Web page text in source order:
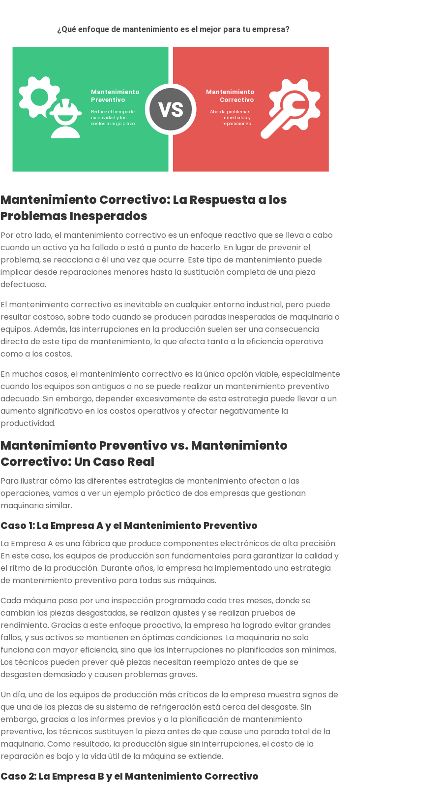
Mantenimiento Correctivo: La Respuesta a los
Problemas Inesperados
Por otro lado, el mantenimiento correctivo es un enfoque reactivo que se lleva a cabo
cuando un activo ya ha fallado o está a punto de hacerlo. En lugar de prevenir el
problema, se reacciona a él una vez que ocurre. Este tipo de mantenimiento puede
implicar desde reparaciones menores hasta la sustitución completa de una pieza
defectuosa.
El mantenimiento correctivo es inevitable en cualquier entorno industrial, pero puede
resultar costoso, sobre todo cuando se producen paradas inesperadas de maquinaria o
equipos. Además, las interrupciones en la producción suelen ser una consecuencia
directa de este tipo de mantenimiento, lo que afecta tanto a la eficiencia operativa
como a los costos.
En muchos casos, el mantenimiento correctivo es la única opción viable, especialmente
cuando los equipos son antiguos o no se puede realizar un mantenimiento preventivo
adecuado. Sin embargo, depender excesivamente de esta estrategia puede llevar a un
aumento significativo en los costos operativos y afectar negativamente la
productividad.
Mantenimiento Preventivo vs. Mantenimiento
Correctivo: Un Caso Real
Para ilustrar cómo las diferentes estrategias de mantenimiento afectan a las
operaciones, vamos a ver un ejemplo práctico de dos empresas que gestionan
maquinaria similar.
Caso 1: La Empresa A y el Mantenimiento Preventivo
La Empresa A es una fábrica que produce componentes electrónicos de alta precisión.
En este caso, los equipos de producción son fundamentales para garantizar la calidad y
el ritmo de la producción. Durante años, la empresa ha implementado una estrategia
de mantenimiento preventivo para todas sus máquinas.
Cada máquina pasa por una inspección programada cada tres meses, donde se
cambian las piezas desgastadas, se realizan ajustes y se realizan pruebas de
rendimiento. Gracias a este enfoque proactivo, la empresa ha logrado evitar grandes
fallos, y sus activos se mantienen en óptimas condiciones. La maquinaria no solo
funciona con mayor eficiencia, sino que las interrupciones no planificadas son mínimas.
Los técnicos pueden prever qué piezas necesitan reemplazo antes de que se
desgasten demasiado y causen problemas graves.
Un día, uno de los equipos de producción más críticos de la empresa muestra signos de
que una de las piezas de su sistema de refrigeración está cerca del desgaste. Sin
embargo, gracias a los informes previos y a la planificación de mantenimiento
preventivo, los técnicos sustituyen la pieza antes de que cause una parada total de la
maquinaria. Como resultado, la producción sigue sin interrupciones, el costo de la
reparación es bajo y la vida útil de la máquina se extiende.
Caso 2: La Empresa B y el Mantenimiento Correctivo